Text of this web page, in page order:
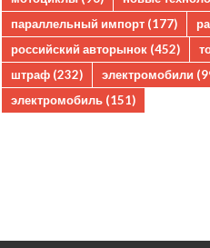
параллельный импорт (177)
российский авторынок (452)
штраф (232) электромобили
электромобиль (151)